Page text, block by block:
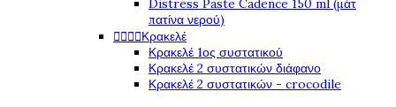
Distress Paste Cadence 150 ml (μάτ
πατίνα νερού)
Κρακελέ
Κρακελέ 1ος συστατικού
Κρακελέ 2 συστατικών διάφανο
Κρακελέ 2 συστατικών - crocodile